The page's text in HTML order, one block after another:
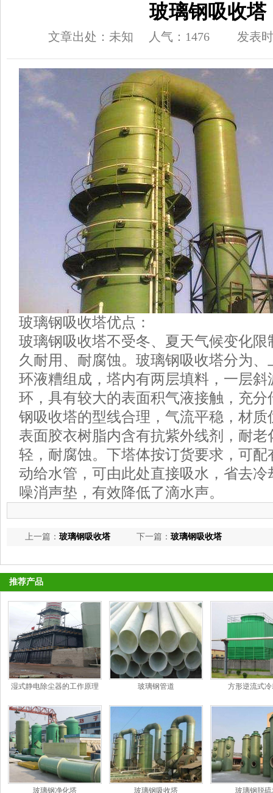
玻璃钢吸收塔
文章出处：未知 人气：1476 发表
玻璃钢吸收塔优点：
玻璃钢吸收塔不受冬、夏天气候变化限
久耐用、耐腐蚀。玻璃钢吸收塔分为
环液糟组成，塔内有两层填料，一层斜
环，具有较大的表面积气液接触，充分
钢吸收塔的型线合理，气流平稳，材质
表面胶衣树脂内含有抗紫外线剂，耐老
轻，耐腐蚀。下塔体按订货要求，可配
动给水管，可由此处直接吸水，省去冷
噪消声垫，有效降低了滴水声。
上一篇： 玻璃钢吸收塔 下一篇： 玻璃钢吸收塔
推荐产品
湿式静电除尘器的工作原理
玻璃钢管道 方形逆流式
玻璃钢净化塔 玻璃钢吸收塔 玻璃钢脱